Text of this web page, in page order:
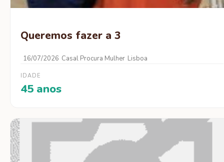
Queremos fazer a 3
16/07/2026 Casal Procura Mulher Lisboa
IDADE
45 anos